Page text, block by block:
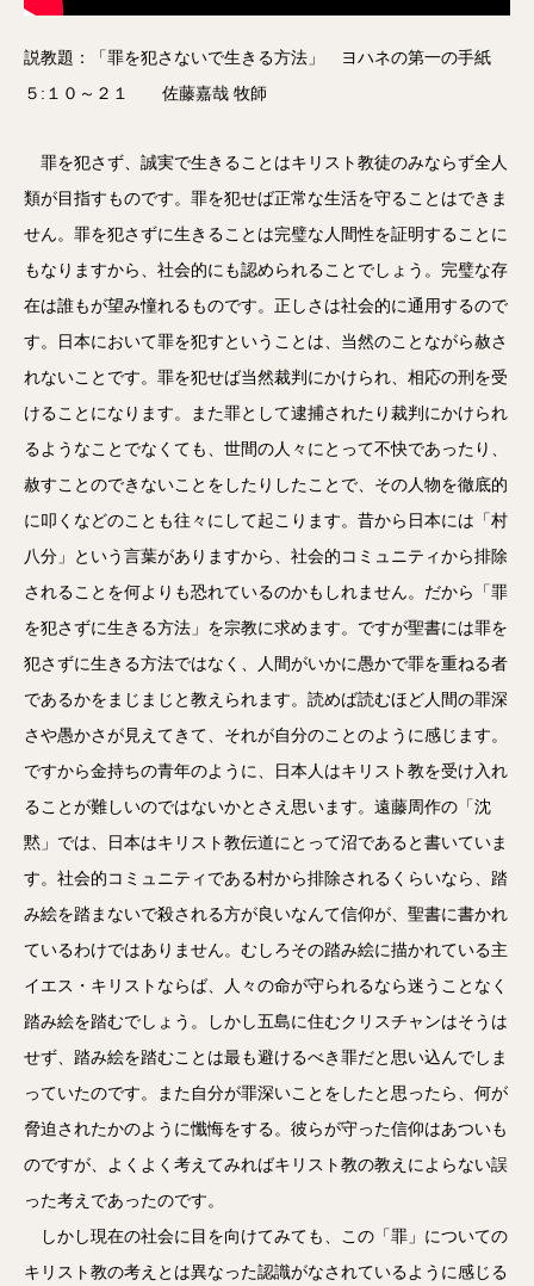
説教題：「罪を犯さないで生きる方法」 ヨハネの第一の手紙
５:１０～２１ 佐藤嘉哉 牧師
罪を犯さず、誠実で生きることはキリスト教徒のみならず全人
類が目指すものです。罪を犯せば正常な生活を守ることはできま
せん。罪を犯さずに生きることは完璧な人間性を証明することに
もなりますから、社会的にも認められることでしょう。完璧な存
在は誰もが望み憧れるものです。正しさは社会的に通用するので
す。日本において罪を犯すということは、当然のことながら赦さ
れないことです。罪を犯せば当然裁判にかけられ、相応の刑を受
けることになります。また罪として逮捕されたり裁判にかけられ
るようなことでなくても、世間の人々にとって不快であったり、
赦すことのできないことをしたりしたことで、その人物を徹底的
に叩くなどのことも往々にして起こります。昔から日本には「村
八分」という言葉がありますから、社会的コミュニティから排除
されることを何よりも恐れているのかもしれません。だから「罪
を犯さずに生きる方法」を宗教に求めます。ですが聖書には罪を
犯さずに生きる方法ではなく、人間がいかに愚かで罪を重ねる者
であるかをまじまじと教えられます。読めば読むほど人間の罪深
さや愚かさが見えてきて、それが自分のことのように感じます。
ですから金持ちの青年のように、日本人はキリスト教を受け入れ
ることが難しいのではないかとさえ思います。遠藤周作の「沈
黙」では、日本はキリスト教伝道にとって沼であると書いていま
す。社会的コミュニティである村から排除されるくらいなら、踏
み絵を踏まないで殺される方が良いなんて信仰が、聖書に書かれ
ているわけではありません。むしろその踏み絵に描かれている主
イエス・キリストならば、人々の命が守られるなら迷うことなく
踏み絵を踏むでしょう。しかし五島に住むクリスチャンはそうは
せず、踏み絵を踏むことは最も避けるべき罪だと思い込んでしま
っていたのです。また自分が罪深いことをしたと思ったら、何が
脅迫されたかのように懺悔をする。彼らが守った信仰はあついも
のですが、よくよく考えてみればキリスト教の教えによらない誤
った考えであったのです。
しかし現在の社会に目を向けてみても、この「罪」についての
キリスト教の考えとは異なった認識がなされているように感じる